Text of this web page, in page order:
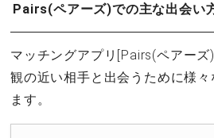
Pairs(ペアーズ)での主な出会い
マッチングアプリ[Pairs(ペアー
観の近い相手と出会うために様
ます。